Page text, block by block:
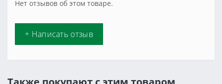
Нет отзывов об этом товаре.
+ Написать отзыв